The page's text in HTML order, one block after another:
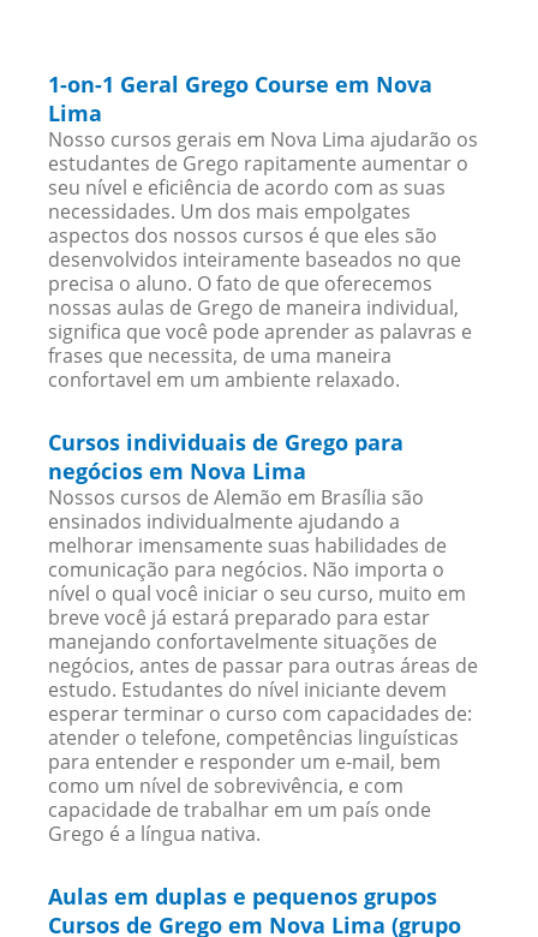
1-on-1 Geral Grego Course em Nova
Lima
Nosso cursos gerais em Nova Lima ajudarão os
estudantes de Grego rapitamente aumentar o
seu nível e eficiência de acordo com as suas
necessidades. Um dos mais empolgates
aspectos dos nossos cursos é que eles são
desenvolvidos inteiramente baseados no que
precisa o aluno. O fato de que oferecemos
nossas aulas de Grego de maneira individual,
significa que você pode aprender as palavras e
frases que necessita, de uma maneira
confortavel em um ambiente relaxado.
Cursos individuais de Grego para
negócios em Nova Lima
Nossos cursos de Alemão em Brasília são
ensinados individualmente ajudando a
melhorar imensamente suas habilidades de
comunicação para negócios. Não importa o
nível o qual você iniciar o seu curso, muito em
breve você já estará preparado para estar
manejando confortavelmente situações de
negócios, antes de passar para outras áreas de
estudo. Estudantes do nível iniciante devem
esperar terminar o curso com capacidades de:
atender o telefone, competências linguísticas
para entender e responder um e-mail, bem
como um nível de sobrevivência, e com
capacidade de trabalhar em um país onde
Grego é a língua nativa.
Aulas em duplas e pequenos grupos
Cursos de Grego em Nova Lima (grupo